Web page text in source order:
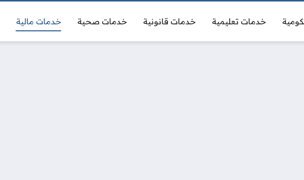
خدمات تعليمية خدمات قانونية خدمات صحية خدمات مالية